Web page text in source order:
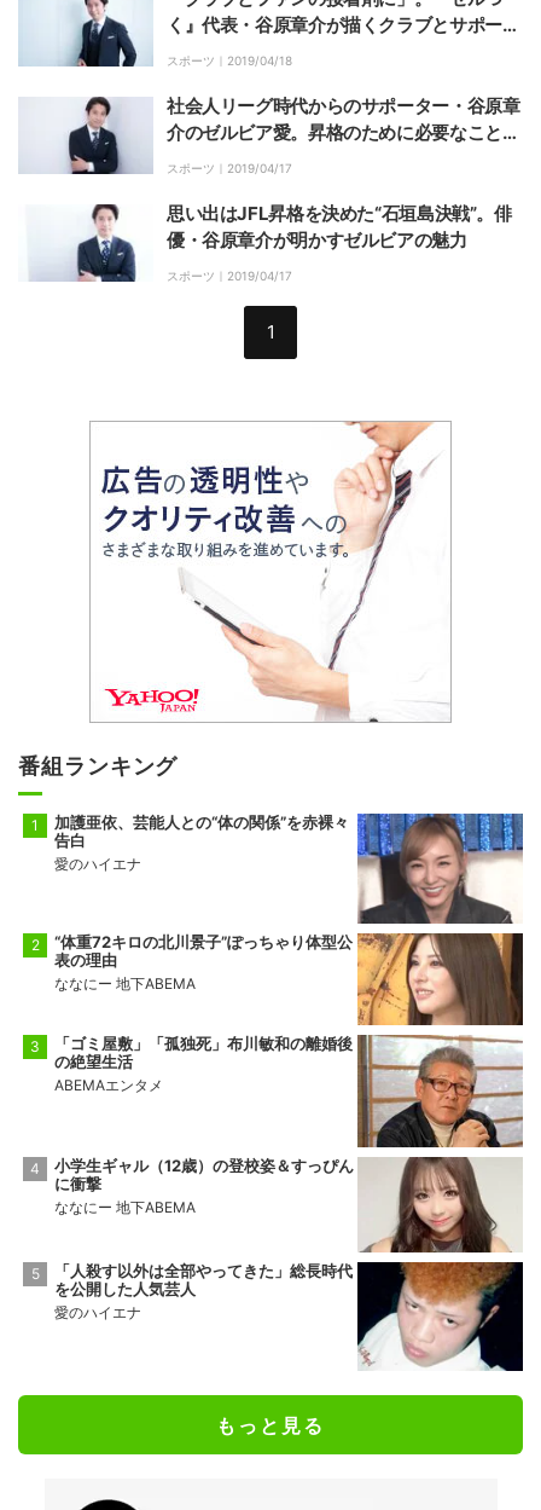
く』代表・谷原章介が描くクラブとサポータ
ーの理想の関係
スポーツ｜ 2019/04/18
社会人リーグ時代からのサポーター・谷原章
介のゼルビア愛。昇格のために必要なことは
「勝利しかない」
スポーツ｜ 2019/04/17
思い出はJFL昇格を決めた“石垣島決戦”。俳
優・谷原章介が明かすゼルビアの魅力
スポーツ｜ 2019/04/17
1
番組ランキング
加護亜依、芸能人との“体の関係”を赤裸々
告白
愛のハイエナ
“体重72キロの北川景子”ぽっちゃり体型公
表の理由
ななにー 地下ABEMA
「ゴミ屋敷」「孤独死」布川敏和の離婚後
の絶望生活
ABEMAエンタメ
小学生ギャル（12歳）の登校姿＆すっぴん
に衝撃
ななにー 地下ABEMA
「人殺す以外は全部やってきた」総長時代
を公開した人気芸人
愛のハイエナ
もっと見る